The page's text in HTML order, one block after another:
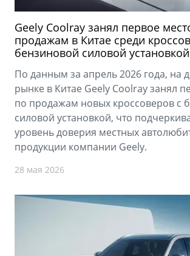
Geely Coolray занял первое
продажам в Китае среди
бензиновой силовой установкой
По данным за апрель 2026 года, на
рынке в Китае Geely Coolray занял
по продажам новых кроссоверов с
силовой установкой, что
уровень доверия местных
продукции компании Geely.
28 мая 2026